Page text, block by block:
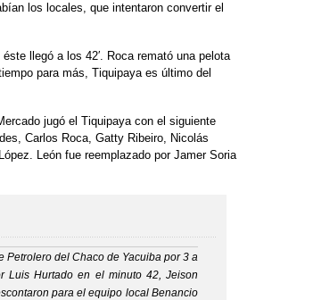
los locales, que intentaron convertir el
llegó a los 42′. Roca remató una pelota
para más, Tiquipaya es último del
jugó el Tiquipaya con el siguiente
Carlos Roca, Gatty Ribeiro, Nicolás
León fue reemplazado por Jamer Soria
Petrolero del Chaco de Yacuiba por 3 a
Luis Hurtado en el minuto 42, Jeison
para el equipo local Benancio